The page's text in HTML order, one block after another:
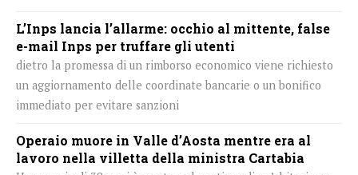
L’Inps lancia l’allarme: occhio al mittente, false
e-mail Inps per truffare gli utenti
dietro la promessa di un rimborso economico viene richiesto
un aggiornamento delle coordinate bancarie o un bonifico
immediato per evitare sanzioni
Operaio muore in Valle d’Aosta mentre era al
lavoro nella villetta della ministra Cartabia